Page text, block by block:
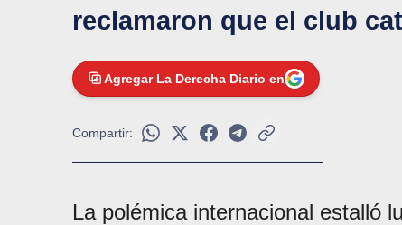
reclamaron que el club
Agregar La Derecha Diario en
Compartir:
La polémica internacional estalló